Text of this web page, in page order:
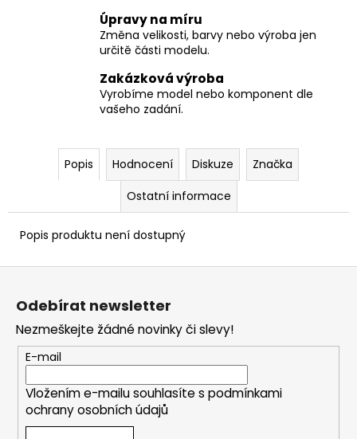
Úpravy na míru
Změna velikosti, barvy nebo výroba jen
určitě části modelu.
Zakázková výroba
Vyrobíme model nebo komponent dle
vašeho zadání.
Popis Hodnocení Diskuze
Značka
Ostatní informace
Popis produktu není dostupný
Z
Odebírat newsletter
Nezmeškejte žádné novinky či slevy!
E-mail
Vložením e-mailu souhlasíte s podmínkami
ochrany osobních údajů